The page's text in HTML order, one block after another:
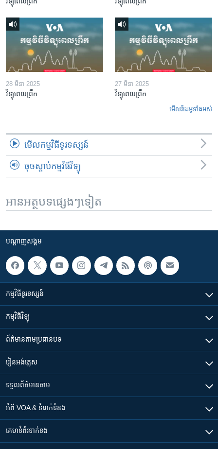
28 មីនា 2025
វិទ្យុពេលព្រឹក
27 មីនា 2025
វិទ្យុពេលព្រឹក
មើល​វីដេអូ​ទាំង​អស់
មើល​កម្មវិធី​ទូរទស្សន៍
ចុចស្តាប់កម្មវិធីវិទ្យុ
អានអត្ថបទផ្សេងៗទៀត
បណ្តាញ​សង្គម
កម្មវិធី​ទូរទស្សន៍
កម្មវិធី​វិទ្យុ
ព័ត៌មាន​តាមប្រធានបទ​
រៀន​​អង់គ្លេស
ទទួល​ព័ត៌មាន​តាម
អំពី​ VOA & ទំនាក់ទំនង
គេហទំព័រ​​ទាក់ទង